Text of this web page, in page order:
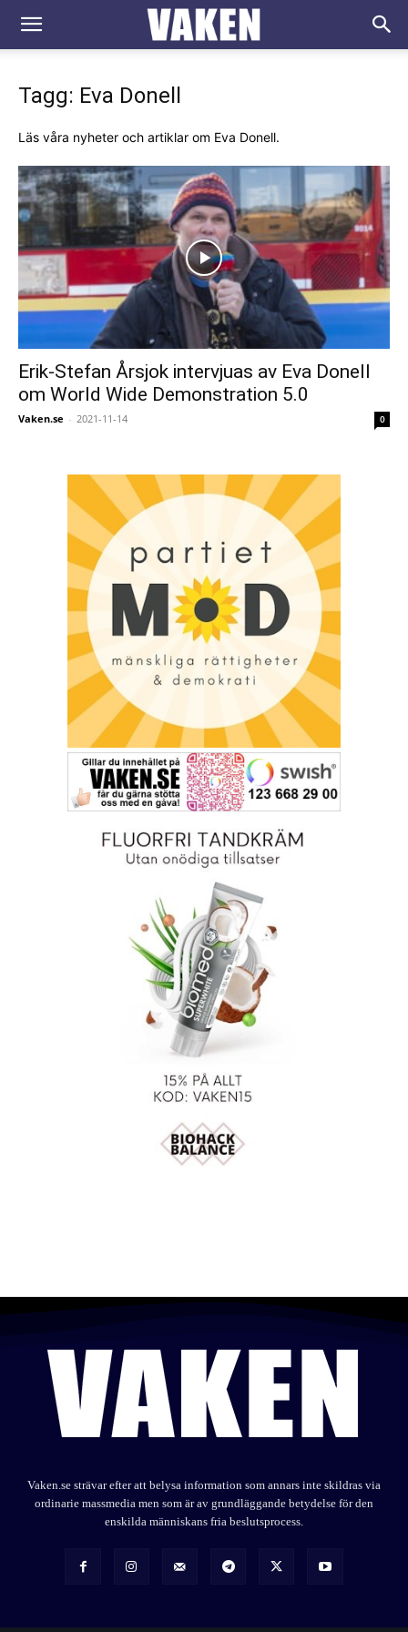
VAKEN.se
Tagg: Eva Donell
Läs våra nyheter och artiklar om Eva Donell.
Erik-Stefan Årsjok intervjuas av Eva Donell
om World Wide Demonstration 5.0
Vaken.se - 2021-11-14 0
Vaken.se strävar efter att belysa information som annars inte skildras via
ordinarie massmedia men som är av grundläggande betydelse för den
enskilda människans fria beslutsprocess.